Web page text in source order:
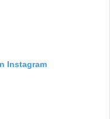
Instagram